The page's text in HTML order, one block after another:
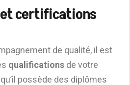
certifications
de qualité, il est
qualifications de votre
possède des diplômes